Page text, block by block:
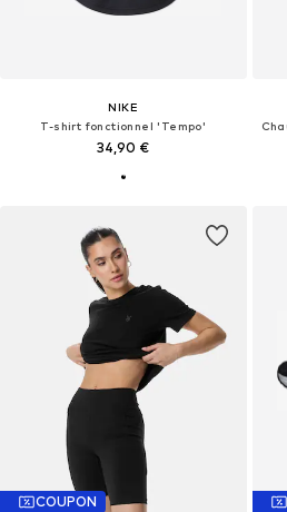
NIKE
T-shirt fonctionnel 'Tempo'
34,90 €
COUPON